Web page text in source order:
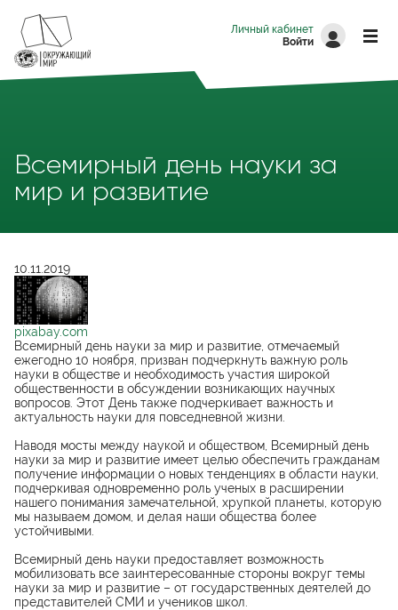
Личный кабинет
Войти
Всемирный день науки за
мир и развитие
10.11.2019
pixabay.com
Всемирный день науки за мир и развитие, отмечаемый
ежегодно 10 ноября, призван подчеркнуть важную роль
науки в обществе и необходимость участия широкой
общественности в обсуждении возникающих научных
вопросов. Этот День также подчеркивает важность и
актуальность науки для повседневной жизни.
Наводя мосты между наукой и обществом, Всемирный день
науки за мир и развитие имеет целью обеспечить гражданам
получение информации о новых тенденциях в области науки,
подчеркивая одновременно роль ученых в расширении
нашего понимания замечательной, хрупкой планеты, которую
мы называем домом, и делая наши общества более
устойчивыми.
Всемирный день науки предоставляет возможность
мобилизовать все заинтересованные стороны вокруг темы
науки за мир и развитие – от государственных деятелей до
представителей СМИ и учеников школ.